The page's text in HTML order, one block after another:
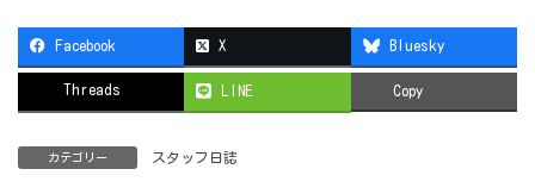
Facebook X Bluesky
Threads LINE Copy
カテゴリー スタッフ日誌